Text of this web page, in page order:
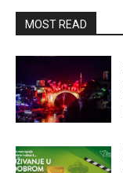
MOST READ